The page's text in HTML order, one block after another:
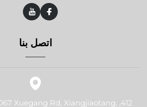
اتصل بنا
Xuegang Rd, Xiangjiaotang,